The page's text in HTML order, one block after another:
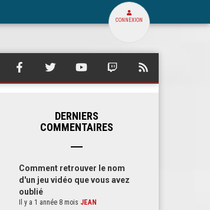
CONNEXION
SQUARE
SQUARE SQUARE SQUARE SQUARE
DERNIERS
COMMENTAIRES
Comment retrouver le nom
d'un jeu vidéo que vous avez
oublié
Il y a 1 année 8 mois JEAN